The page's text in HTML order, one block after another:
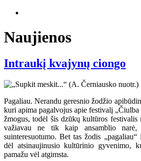
Naujienos
Intraukį kvajynų ciongo
Pagaliau. Nerandu geresnio žodžio
kuri apima pagalvojus apie festivalį
žmogus, todėl šis dzūkų kultūros
važiavau ne tik kaip ansamblio
suinteresuotumo. Bet tas žodis „pagaliau“
dėl atsinaujinusio kultūrinio gyvenimo,
pamažu vėl atgimsta.